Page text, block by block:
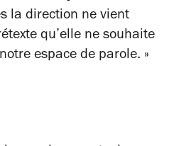
la direction ne vient
qu’elle ne souhaite
espace de parole. »